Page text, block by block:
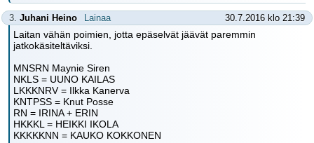
3. Juhani Heino Lainaa 30.7.2016 klo 21:39
Laitan vähän poimien, jotta epäselvät jäävät paremmin
jatkokäsiteltäviksi.
MNSRN Maynie Siren
NKLS = UUNO KAILAS
LKKKNRV = Ilkka Kanerva
KNTPSS = Knut Posse
RN = IRINA + ERIN
HKKKL = HEIKKI IKOLA
KKKKKNN = KAUKO KOKKONEN